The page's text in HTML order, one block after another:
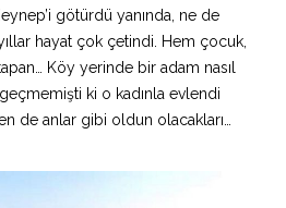
götürdü yanında, ne de
hayat çok çetindi. Hem çocuk,
Köy yerinde bir adam nasıl
ki o kadınla evlendi
de anlar gibi oldun olacakları…